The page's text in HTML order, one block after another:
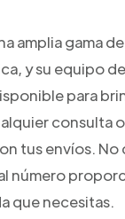
amplia gama
y su equipo
para
consulta
tus envíos. No
número
que necesitas.